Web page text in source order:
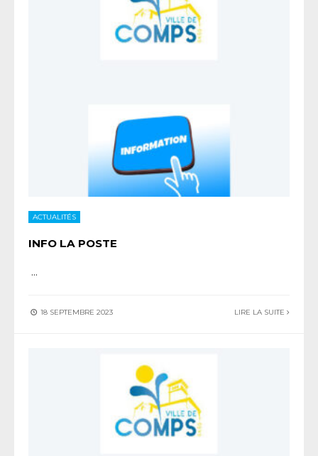
ACTUALITÉS
INFO LA POSTE
...
18 SEPTEMBRE 2023 LIRE LA SUITE